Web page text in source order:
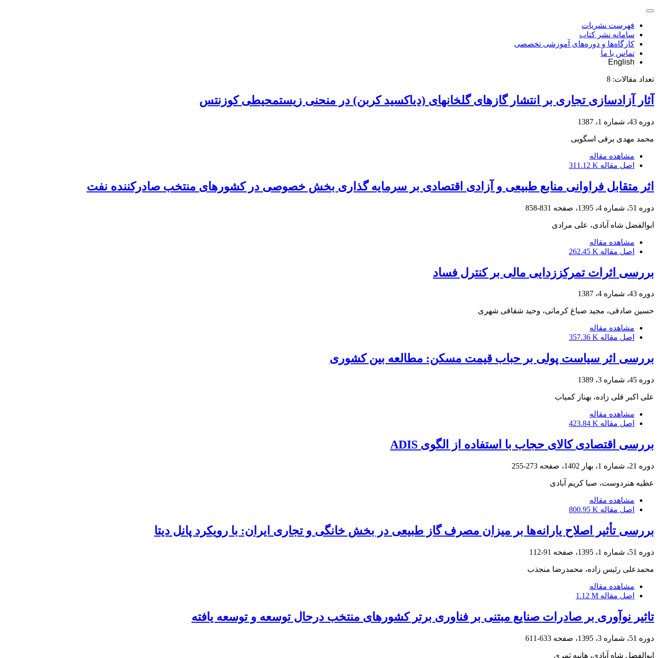
فهرست نشریات
سامانه نشر کتاب
کارگاه‌ها و دوره‌های آموزشی تخصصی
تماس با ما
English
تعداد مقالات: 8
آثار آزادسازی تجاری بر انتشار گازهای گلخانه‎ای (دی‎اکسید کربن) در منحنی زیست‎محیطی کوزنتس
دوره 43، شماره 1، 1387
محمد مهدی برقی اسگویی
مشاهده مقاله
اصل مقاله 311.12 K
اثر متقابل فراوانی منابع طبیعی و آزادی اقتصادی بر سرمایه گذاری بخش خصوصی در کشورهای منتخب صادرکننده نفت
دوره 51، شماره 4، 1395، صفحه 831-858
ابوالفضل شاه آبادی، علی مرادی
مشاهده مقاله
اصل مقاله 262.45 K
بررسی اثرات تمرکززدایی مالی بر کنترل فساد
دوره 43، شماره 4، 1387
حسین صادقی، مجید صباغ کرمانی، وحید شقاقی شهری
مشاهده مقاله
اصل مقاله 357.36 K
بررسی اثر سیاست پولی بر حباب قیمت مسکن: مطالعه بین کشوری
دوره 45، شماره 3، 1389
علی اکبر قلی زاده، بهناز کمیاب
مشاهده مقاله
اصل مقاله 423.84 K
بررسی اقتصادی کالای حجاب با استفاده از الگوی ADIS
دوره 21، شماره 1، بهار 1402، صفحه 273-255
عطیه هنردوست، صبا کریم آبادی
مشاهده مقاله
اصل مقاله 800.95 K
بررسی تأثیر اصلاح یارانه‌ها بر میزان مصرف گاز طبیعی در بخش خانگی و تجاری ایران: با رویکرد پانل دیتا
دوره 51، شماره 1، 1395، صفحه 91-112
محمدعلی رئیس زاده، محمدرضا منجذب
مشاهده مقاله
اصل مقاله 1.12 M
تاثیر نوآوری بر صادرات صنایع مبتنی بر فناوری برتر کشورهای منتخب درحال توسعه و توسعه یافته
دوره 51، شماره 3، 1395، صفحه 633-611
ابوالفضل شاه آبادی، هانیه ثمری